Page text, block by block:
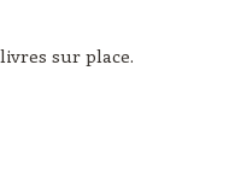
sur place.